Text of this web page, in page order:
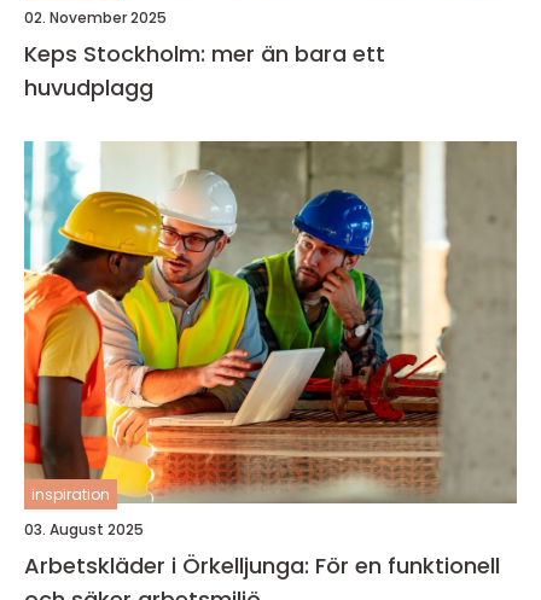
02. November 2025
Keps Stockholm: mer än bara ett
huvudplagg
inspiration
03. August 2025
Arbetskläder i Örkelljunga: För en funktionell